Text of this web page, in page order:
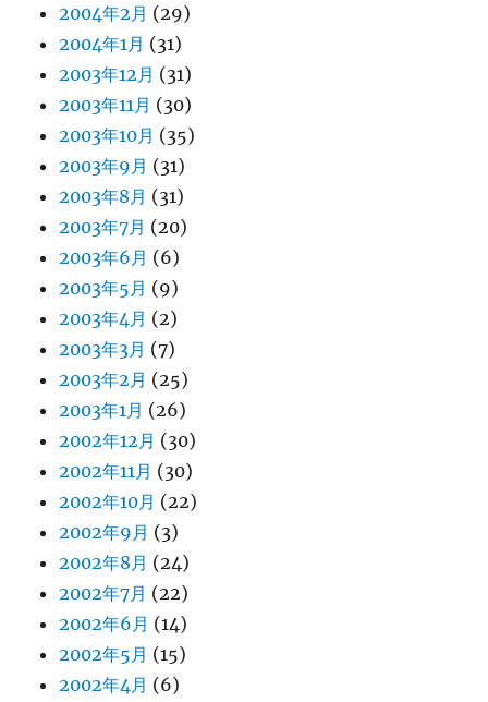
2004年2月 (29)
2004年1月 (31)
2003年12月 (31)
2003年11月 (30)
2003年10月 (35)
2003年9月 (31)
2003年8月 (31)
2003年7月 (20)
2003年6月 (6)
2003年5月 (9)
2003年4月 (2)
2003年3月 (7)
2003年2月 (25)
2003年1月 (26)
2002年12月 (30)
2002年11月 (30)
2002年10月 (22)
2002年9月 (3)
2002年8月 (24)
2002年7月 (22)
2002年6月 (14)
2002年5月 (15)
2002年4月 (6)